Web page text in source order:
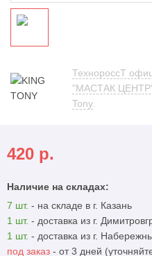
ТехнороссТ
"МАСТАК ЦЕНТР"
Tony
420 р.
Наличие на складах:
7 шт. - на складе в г. Казань
1 шт. - доставка из г.
1 шт. - доставка из г.
под заказ - от 3 дней